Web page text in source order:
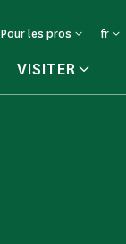
Pour les pros fr
VISITER